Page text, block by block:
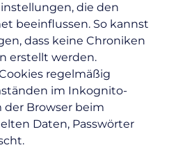
die den
beeinflussen. So kannst
dass keine Chroniken
erstellt werden.
regelmäßig
im Inkognito-
der Browser beim
Daten, Passwörter